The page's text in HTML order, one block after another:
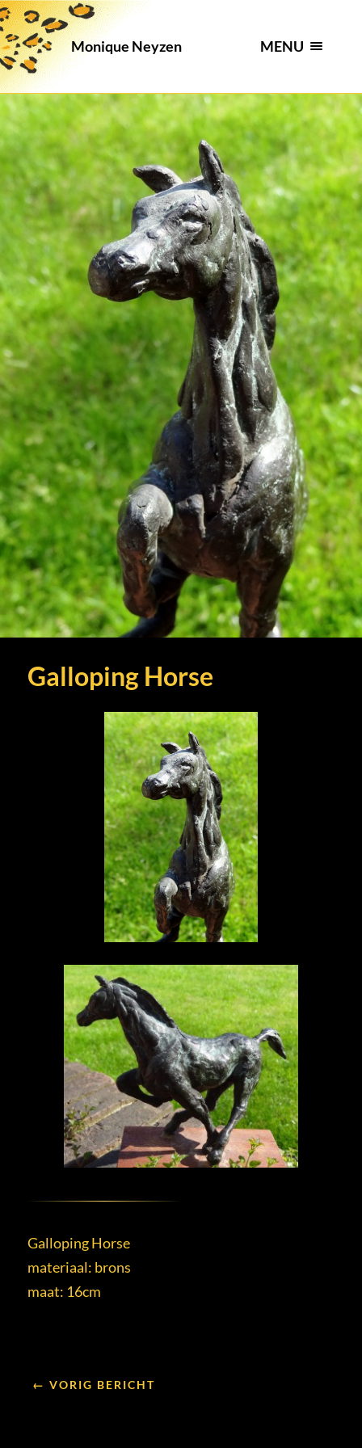
Monique Neyzen MENU
Galloping Horse
Galloping Horse
materiaal: brons
maat: 16cm
← VORIG BERICHT